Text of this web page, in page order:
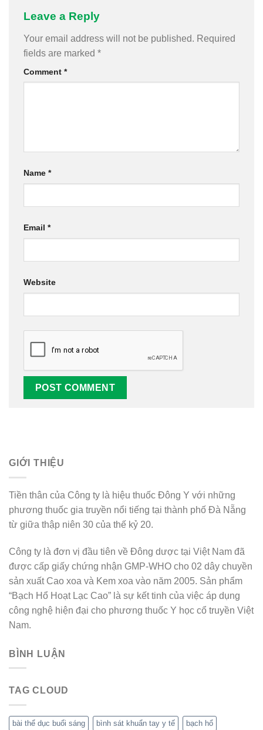
Leave a Reply
Your email address will not be published. Required
fields are marked *
Comment *
Name *
Email *
Website
GIỚI THIỆU
Tiền thân của Công ty là hiệu thuốc Đông Y với những
phương thuốc gia truyền nổi tiếng tại thành phố Đà Nẵng
từ giữa thập niên 30 của thế kỷ 20.
Công ty là đơn vị đầu tiên về Đông dược tại Việt Nam đã
được cấp giấy chứng nhận GMP-WHO cho 02 dây chuyền
sản xuất Cao xoa và Kem xoa vào năm 2005. Sản phẩm
“Bạch Hổ Hoạt Lạc Cao” là sự kết tinh của việc áp dụng
công nghệ hiện đại cho phương thuốc Y học cổ truyền Việt
Nam.
BÌNH LUẬN
TAG CLOUD
bài thể dục buổi sáng bình sát khuẩn tay y tế bạch hổ